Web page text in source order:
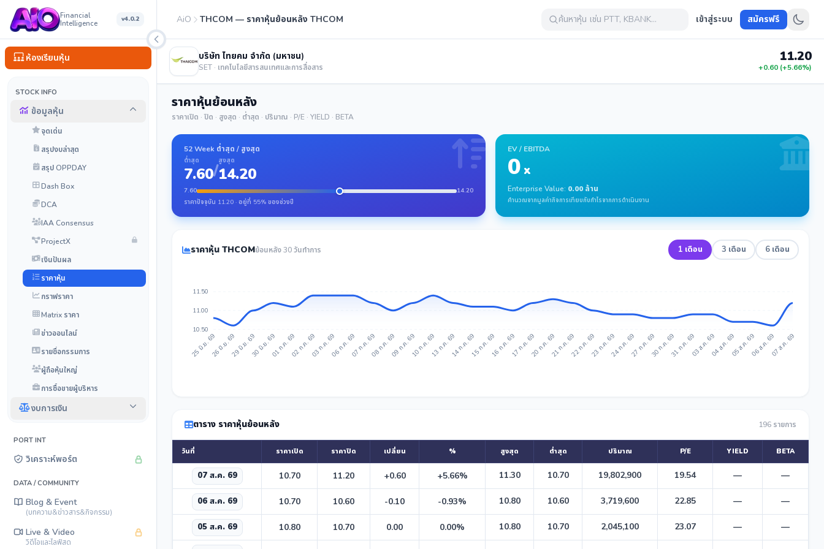
Financial
Intelligence
v4.0.2
ห้องเรียนหุ้น
STOCK INFO
ข้อมูลหุ้น
จุดเด่น
สรุปงบล่าสุด
สรุป OPPDAY
Dash Box
DCA
IAA Consensus
ProjectX
เงินปันผล
ราคาหุ้น
กราฟราคา
Matrix ราคา
ข่าวออนไลน์
รายชื่อกรรมการ
ผู้ถือหุ้นใหญ่
การซื้อขายผู้บริหาร
งบการเงิน
PORT INT
วิเคราะห์พอร์ต
DATA / COMMUNITY
Blog & Event
(บทความ&ข่าวสาร&กิจกรรม)
Live & Video
วิดีโอและไลฟ์สด
AiO THCOM — ราคาหุ้นย้อนหลัง THCOM ค้นหาหุ้น เช่น PTT, KBANK... เข้าสู่ระบบ สมัครฟรี
บริษัท ไทยคม จำกัด (มหาชน)
SET · เทคโนโลยีสารสนเทศและการสื่อสาร
11.20
+0.60 (+5.66%)
ราคาหุ้นย้อนหลัง
ราคาเปิด · ปิด · สูงสุด · ต่ำสุด · ปริมาณ · P/E · YIELD · BETA
52 Week ต่ำสุด / สูงสุด
ต่ำสุด
7.60/สูงสุด
14.20
7.60
14.20
ราคาปัจจุบัน 11.20 · อยู่ที่ 55% ของช่วงปี
EV / EBITDA
0 x
Enterprise Value: 0.00 ล้าน
คำนวณจากมูลค่ากิจการเทียบกับกำไรจากการดำเนินงาน
ราคาหุ้น THCOMย้อนหลัง 30 วันทำการ 1 เดือน 3 เดือน 6 เดือน
11.50
11.00
10.50
25 มิ.ย. 6926 มิ.ย. 6929 มิ.ย. 6930 มิ.ย. 6901 ก.ค. 6902 ก.ค. 6903 ก.ค. 6906 ก.ค. 6907 ก.ค. 6908 ก.ค. 6909 ก.ค. 6910 ก.ค. 6913 ก.ค. 6914 ก.ค. 6915 ก.ค. 6916 ก.ค. 6917 ก.ค. 6920 ก.ค. 6921 ก.ค. 6922 ก.ค. 6923 ก.ค. 6924 ก.ค. 6927 ก.ค. 6930 ก.ค. 6931 ก.ค. 6903 ส.ค. 6904 ส.ค. 6905 ส.ค. 6906 ส.ค. 6907 ส.ค. 69
ตาราง ราคาหุ้นย้อนหลัง 196 รายการ
วันที่ ราคาเปิด ราคาปิด เปลี่ยน % สูงสุด ต่ำสุด ปริมาณ P/E YIELD BETA
07 ส.ค. 69 10.70 11.20 +0.60 +5.66% 11.30 10.70 19,802,900 19.54 — —
06 ส.ค. 69 10.70 10.60 -0.10 -0.93% 10.80 10.60 3,719,600 22.85 — —
05 ส.ค. 69 10.80 10.70 0.00 0.00% 10.80 10.70 2,045,100 23.07 — —